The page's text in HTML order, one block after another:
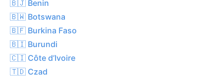
🇧🇯 Benin
🇧🇼 Botswana
🇧🇫 Burkina Faso
🇧🇮 Burundi
🇨🇮 Côte d’Ivoire
🇹🇩 Czad